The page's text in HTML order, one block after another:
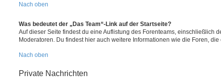
Nach oben
Was bedeutet der „Das Team“-Link auf der Startseite?
Auf dieser Seite findest du eine Auflistung des Forenteams, einschließlich
Moderatoren. Du findest hier auch weitere Informationen wie die Foren,
Nach oben
Private Nachrichten